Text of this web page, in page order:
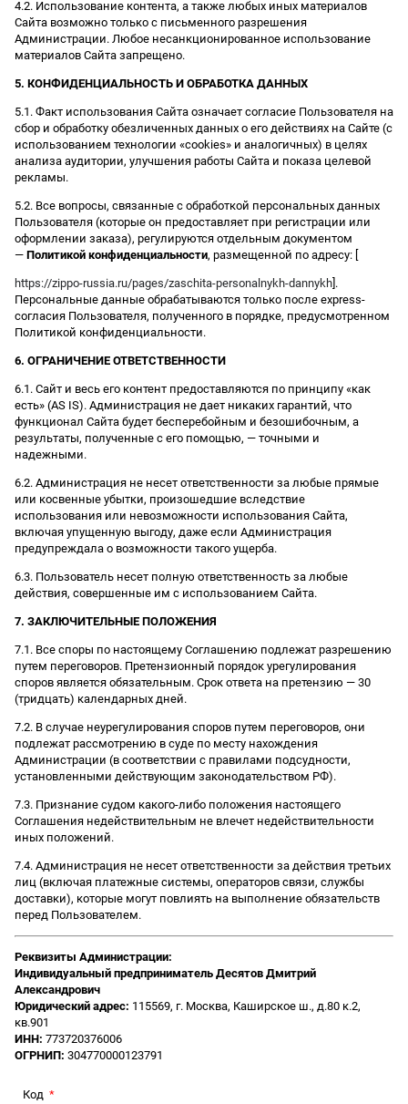
4.2. Использование контента, а также любых иных материалов
Сайта возможно только с письменного разрешения
Администрации. Любое несанкционированное использование
материалов Сайта запрещено.
5. КОНФИДЕНЦИАЛЬНОСТЬ И ОБРАБОТКА ДАННЫХ
5.1. Факт использования Сайта означает согласие Пользователя на
сбор и обработку обезличенных данных о его действиях на Сайте (с
использованием технологии «cookies» и аналогичных) в целях
анализа аудитории, улучшения работы Сайта и показа целевой
рекламы.
5.2. Все вопросы, связанные с обработкой персональных данных
Пользователя (которые он предоставляет при регистрации или
оформлении заказа), регулируются отдельным документом
— Политикой конфиденциальности, размещенной по адресу: [
https://zippo-russia.ru/pages/zaschita-personalnykh-dannykh].
Персональные данные обрабатываются только после express-
согласия Пользователя, полученного в порядке, предусмотренном
Политикой конфиденциальности.
6. ОГРАНИЧЕНИЕ ОТВЕТСТВЕННОСТИ
6.1. Сайт и весь его контент предоставляются по принципу «как
есть» (AS IS). Администрация не дает никаких гарантий, что
функционал Сайта будет бесперебойным и безошибочным, а
результаты, полученные с его помощью, — точными и
надежными.
6.2. Администрация не несет ответственности за любые прямые
или косвенные убытки, произошедшие вследствие
использования или невозможности использования Сайта,
включая упущенную выгоду, даже если Администрация
предупреждала о возможности такого ущерба.
6.3. Пользователь несет полную ответственность за любые
действия, совершенные им с использованием Сайта.
7. ЗАКЛЮЧИТЕЛЬНЫЕ ПОЛОЖЕНИЯ
7.1. Все споры по настоящему Соглашению подлежат разрешению
путем переговоров. Претензионный порядок урегулирования
споров является обязательным. Срок ответа на претензию — 30
(тридцать) календарных дней.
7.2. В случае неурегулирования споров путем переговоров, они
подлежат рассмотрению в суде по месту нахождения
Администрации (в соответствии с правилами подсудности,
установленными действующим законодательством РФ).
7.3. Признание судом какого-либо положения настоящего
Соглашения недействительным не влечет недействительности
иных положений.
7.4. Администрация не несет ответственности за действия третьих
лиц (включая платежные системы, операторов связи, службы
доставки), которые могут повлиять на выполнение обязательств
перед Пользователем.
Реквизиты Администрации:
Индивидуальный предприниматель Десятов Дмитрий
Александрович
Юридический адрес: 115569, г. Москва, Каширское ш., д.80 к.2,
кв.901
ИНН: 773720376006
ОГРНИП: 304770000123791
Код